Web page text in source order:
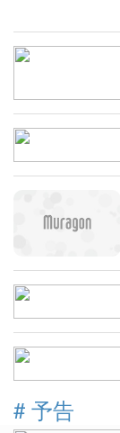
# 予告